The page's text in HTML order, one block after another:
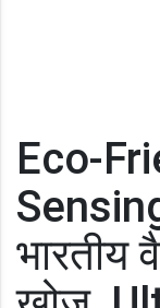
Eco-
भारतीय